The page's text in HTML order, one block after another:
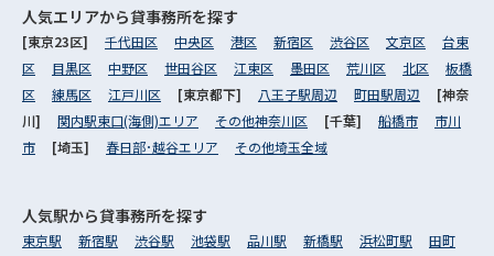
人気エリアから貸事務所を探す
[東京23区] 千代田区 中央区 港区 新宿区 渋谷区 文京区
台東
区
目黒区 中野区 世田谷区 江東区 墨田区 荒川区 北区
板橋
区
練馬区 江戸川区 [東京都下] 八王子駅周辺 町田駅周辺
[神奈
川] 関内駅東口(海側)エリア その他神奈川区 [千葉] 船橋市
市川
市
[埼玉] 春日部･越谷エリア その他埼玉全域
人気駅から貸事務所を探す
東京駅 新宿駅 渋谷駅 池袋駅 品川駅 新橋駅 浜松町駅
田町